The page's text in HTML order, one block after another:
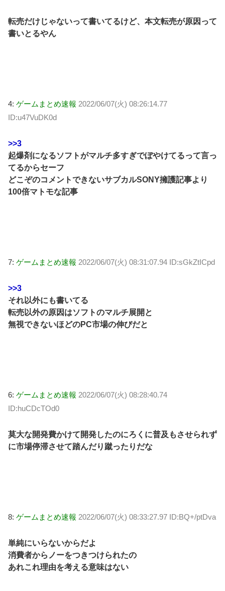
転売だけじゃないって書いてるけど、本文転売が原因って
書いとるやん
4: ゲームまとめ速報 2022/06/07(火) 08:26:14.77
ID:u47VuDK0d
>>3
起爆剤になるソフトがマルチ多すぎでぼやけてるって言っ
てるからセーフ
どこぞのコメントできないサブカルSONY擁護記事より
100倍マトモな記事
7: ゲームまとめ速報 2022/06/07(火) 08:31:07.94 ID:sGkZtICpd
>>3
それ以外にも書いてる
転売以外の原因はソフトのマルチ展開と
無視できないほどのPC市場の伸びだと
6: ゲームまとめ速報 2022/06/07(火) 08:28:40.74
ID:huCDcTOd0
莫大な開発費かけて開発したのにろくに普及もさせられず
に市場停滞させて踏んだり蹴ったりだな
8: ゲームまとめ速報 2022/06/07(火) 08:33:27.97 ID:BQ+/ptDva
単純にいらないからだよ
消費者からノーをつきつけられたの
あれこれ理由を考える意味はない